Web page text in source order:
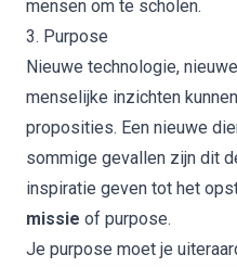
mensen om te scholen.
3. Purpose
Nieuwe technologie,
menselijke inzichten
proposities. Een nieuwe
sommige gevallen zijn dit
inspiratie geven tot het
missie of purpose.
Je purpose moet je